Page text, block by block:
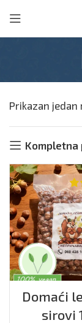
Prikazan
Kompletna
Domaći
sirovi